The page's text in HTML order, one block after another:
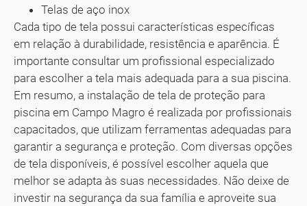
Telas de aço inox
Cada tipo de tela possui características específicas
em relação à durabilidade, resistência e aparência. É
importante consultar um profissional especializado
para escolher a tela mais adequada para a sua piscina.
Em resumo, a instalação de tela de proteção para
piscina em Campo Magro é realizada por profissionais
capacitados, que utilizam ferramentas adequadas para
garantir a segurança e proteção. Com diversas opções
de tela disponíveis, é possível escolher aquela que
melhor se adapta às suas necessidades. Não deixe de
investir na segurança da sua família e aproveite sua